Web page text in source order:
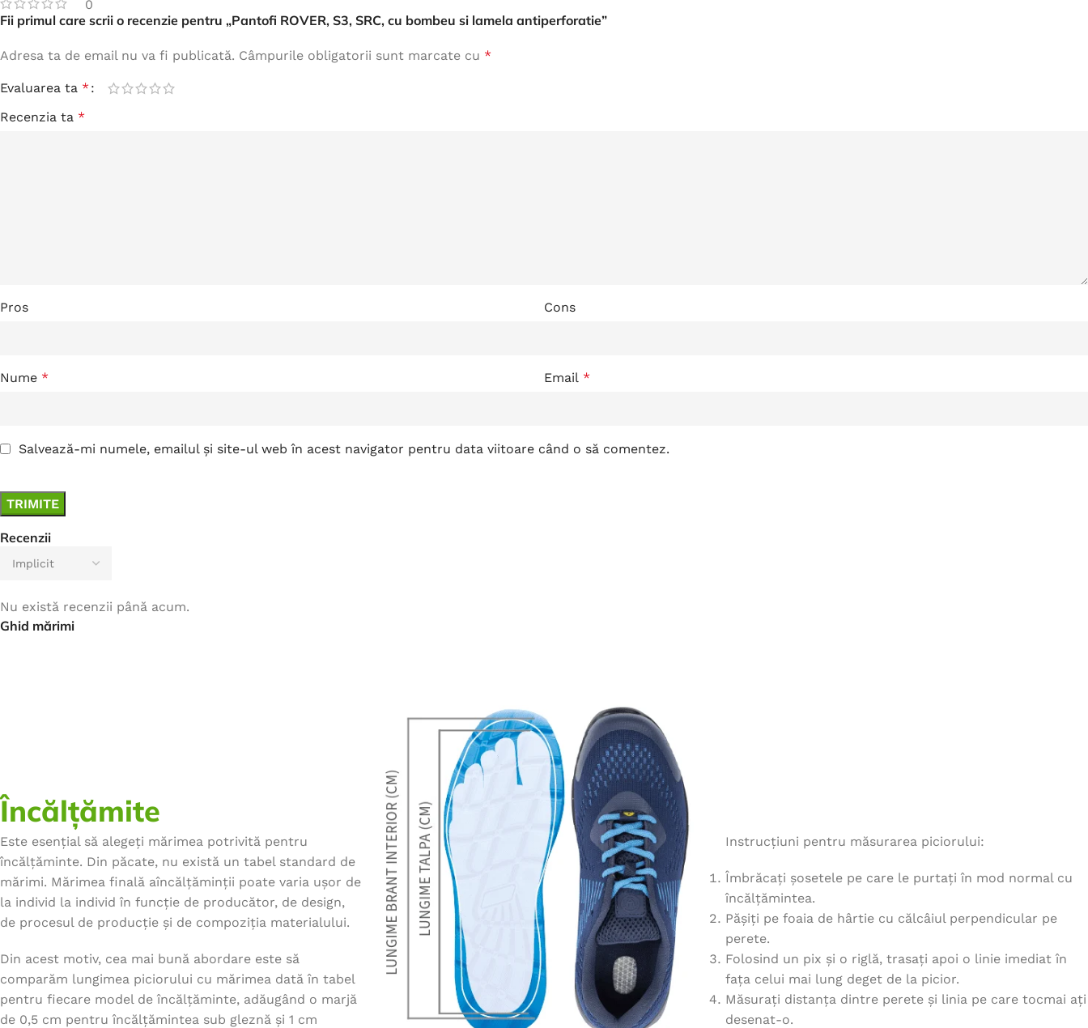
0
Recenzii
Nu există recenzii până acum.
Fii primul care scrii o recenzie pentru „Pantofi ROVER, S3, SRC, cu bombeu si lamela antiperforatie”
Adresa ta de email nu va fi publicată. Câmpurile obligatorii sunt marcate cu *
Evaluarea ta *
Recenzia ta *
Pros Cons
Nume * Email *
Salvează-mi numele, emailul și site-ul web în acest navigator pentru data viitoare când o să comentez.
Ghid mărimi
Încălțămite
Este esențial să alegeți mărimea potrivită pentru
încălțăminte. Din păcate, nu există un tabel standard de
mărimi. Mărimea finală aîncălțăminții poate varia ușor de
la individ la individ în funcție de producător, de design,
de procesul de producție și de compoziția materialului.
Din acest motiv, cea mai bună abordare este să
comparăm lungimea piciorului cu mărimea dată în tabel
pentru fiecare model de încălțăminte, adăugând o marjă
de 0,5 cm pentru încălțămintea sub gleznă și 1 cm
Instrucțiuni pentru măsurarea piciorului:
Îmbrăcați șosetele pe care le purtați în mod normal cu
încălțămintea.
Pășiți pe foaia de hârtie cu călcâiul perpendicular pe
perete.
Folosind un pix și o riglă, trasați apoi o linie imediat în
fața celui mai lung deget de la picior.
Măsurați distanța dintre perete și linia pe care tocmai ați
desenat-o.